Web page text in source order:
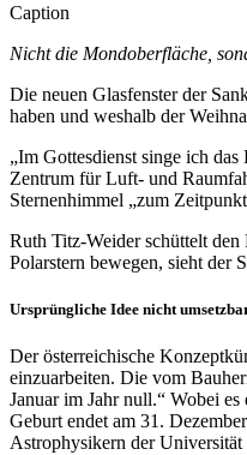
Caption
Nicht die Mondoberfläche,
Die neuen Glasfenster der
haben und weshalb der
„Im Gottesdienst singe ich
Zentrum für Luft- und
Sternenhimmel „zum
Ruth Titz-Weider schüttelt den
Polarstern bewegen, sieht der
Ursprüngliche Idee nicht
Der österreichische
einzuarbeiten. Die vom
Januar im Jahr null.“ Wobei
Geburt endet am 31.
Astrophysikern der Universität